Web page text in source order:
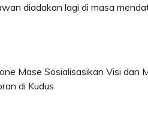
diadakan lagi di masa
Mase Sosialisasikan Visi dan
di Kudus